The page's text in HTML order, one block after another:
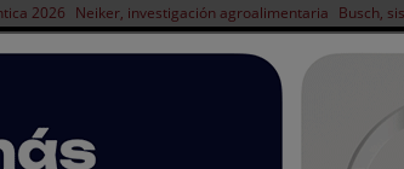
2026 Neiker, investigación agroalimentaria Busch,
ARTÍCULOS